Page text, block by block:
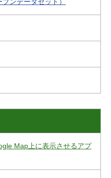
Map上に表示させるアプ